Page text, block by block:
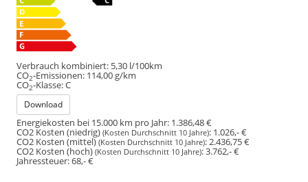
Verbrauch kombiniert: 5,30 l/100km
CO2-Emissionen: 114,00 g/km
CO2-Klasse:C
Download
Energiekosten bei 15.000 km pro Jahr: 1.386,48 €
CO2 Kosten (niedrig) (Kosten Durchschnitt 10 Jahre): 1.026,- €
CO2 Kosten (mittel)(Kosten Durchschnitt 10 Jahre):2.436,75 €
CO2 Kosten (hoch) (Kosten Durchschnitt 10 Jahre):3.762,- €
Jahressteuer:68,- €